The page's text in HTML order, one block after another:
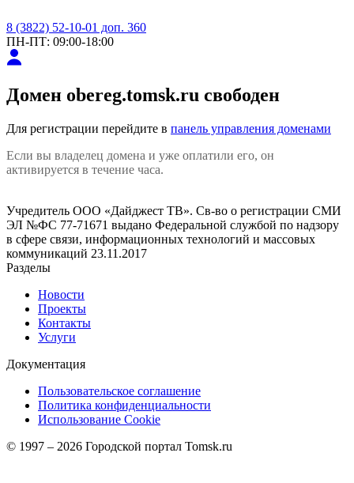
8 (3822) 52-10-01 доп. 360
ПН-ПТ: 09:00-18:00
Домен obereg.tomsk.ru свободен
Для регистрации перейдите в панель управления доменами
Если вы владелец домена и уже оплатили его, он
активируется в течение часа.
Учредитель ООО «Дайджест ТВ». Св-во о регистрации СМИ
ЭЛ №ФС 77-71671 выдано Федеральной службой по надзору
в сфере связи, информационных технологий и массовых
коммуникаций 23.11.2017
Разделы
Новости
Проекты
Контакты
Услуги
Документация
Пользовательское соглашение
Политика конфиденциальности
Использование Cookie
© 1997 – 2026 Городской портал Tomsk.ru